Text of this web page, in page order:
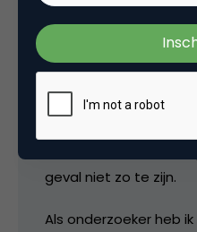
278 respondenten
maar op basis van de
geval niet zo te zijn.
Als onderzoeker heb